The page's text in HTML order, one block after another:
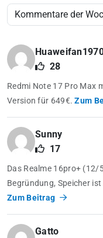
28
Redmi Note 17 Pro Max
Version für 649€.Zum
Sunny
17
Das Realme 16pro+
Begründung, Speicher
Zum Beitrag
Gatto